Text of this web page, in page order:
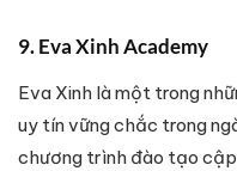
9. Eva Xinh Academy
Eva Xinh là một trong
uy tín vững chắc trong
chương trình đào tạo